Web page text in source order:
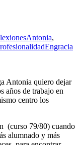
Antonia,
Engracia
Antonia quiero dejar
años de trabajo en
centro los
(curso 79/80) cuando
alumnado y más